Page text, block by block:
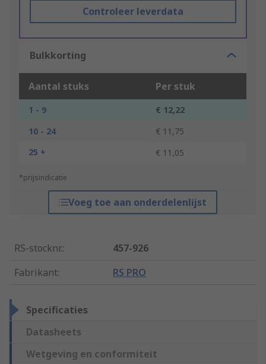
Controleer leverdata
Bulkkorting
Aantal stuks Per stuk
1 - 9
€ 12,22
10 - 24
€ 11,75
25 +
€ 11,05
*prijsindicatie
Voeg toe aan onderdelenlijst
RS-stocknr.:
457-926
Fabrikant: RS PRO
Specificaties
Datasheets
Wetgeving en conformiteit